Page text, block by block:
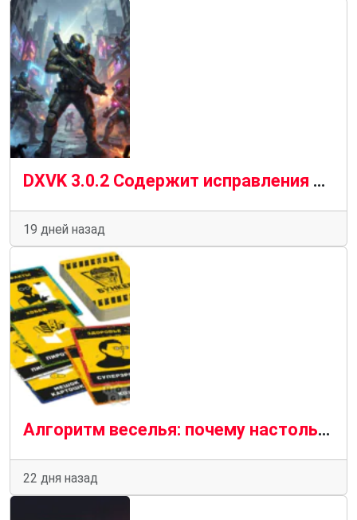
DXVK 3.0.2 Содержит исправления для Dying Light: The Beast, Halo CE, Overwatch и многого другого
19 дней назад
Алгоритм веселья: почему настольные игры и программирование — родственные души
22 дня назад